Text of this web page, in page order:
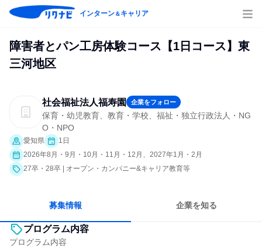
インターン＆キャリア
障害者とパン工房体験コース【1日コース】東
三河地区
社会福祉法人福寿園 企業をフォロー
保育・幼児教育、教育・学校、福祉・独立行政法人・NG
O・NPO
愛知県
1日
2026年8月・9月・10月・11月・12月、2027年1月・2月
27卒・28卒 | オープン・カンパニー&キャリア教育等
募集情報 企業を知る
プログラム内容
プログラム内容